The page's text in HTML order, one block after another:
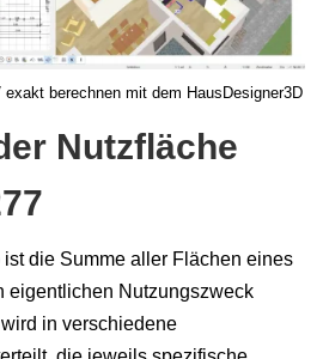
berechnen mit dem HausDesigner3D
Nutzfläche
die Summe aller Flächen eines
eigentlichen Nutzungszweck
in verschiedene